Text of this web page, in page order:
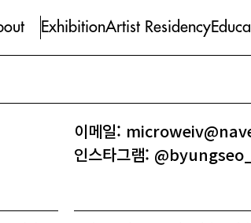
ExhibitionArtist Residency
이메일:
인스타그램: